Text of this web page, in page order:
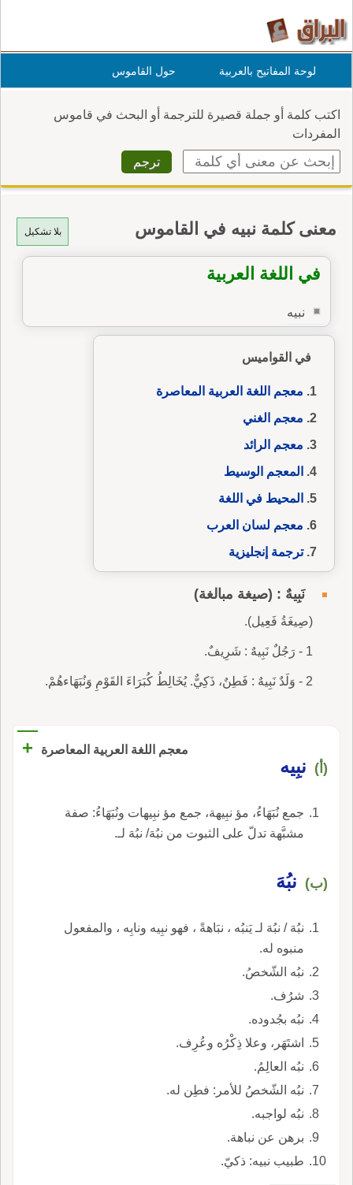
لوحة المفاتيح بالعربية حول القاموس
اكتب كلمة أو جملة قصيرة للترجمة أو البحث في قاموس
المفردات
بلا تشكيل معنى كلمة نبيه في القاموس
في اللغة العربية
نبيه
في القواميس
معجم اللغة العربية المعاصرة
معجم الغني
معجم الرائد
المعجم الوسيط
المحيط في اللغة
معجم لسان العرب
ترجمة إنجليزية
نَبِيهٌ : (صيغة مبالغة)
(صِيغَةُ فَعِيل).
1 - رَجُلٌ نَبِيهٌ : شَرِيفٌ.
2 - وَلَدٌ نَبِيهٌ : فَطِنٌ، ذَكِيٌّ. يُخَالِطُ كُبَرَاءَ القَوْمِ وَنُبَهَاءهُمْ.
معجم اللغة العربية المعاصرة +
(أ) نبِيه
جمع نُبَهَاءُ، مؤ نبِيهة، جمع مؤ نبِيهات ونُبَهَاءُ: صفة
مشبَّهة تدلّ على الثبوت من نبُهَ/ نبُهَ لـ.
(ب) نبُهَ
نبُهَ / نبُهَ لـ يَنبُه ، نبَاهةً ، فهو نبِيه ونابِه ، والمفعول
منبوه له.
نبُه الشّخصُ.
شرُف.
نبُه بجُدوده.
اشتَهَر، وعلا ذِكْرُه وعُرِف.
نبُه العالِمُ.
نبُه الشّخصُ للأمر: فطِن له.
نبُه لواجبه.
برهن عن نباهة.
طبيب نبيه: ذكيّ.